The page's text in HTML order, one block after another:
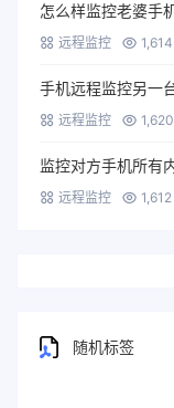
怎么样监控老婆手
远程监控 1,614
手机远程监控另一
远程监控 1,620
监控对方手机所有
远程监控 1,612
随机标签